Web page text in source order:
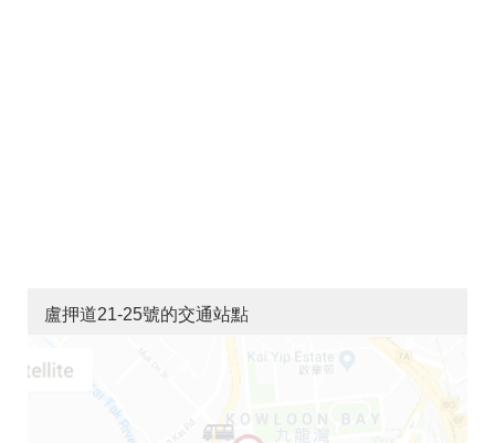
盧押道21-25號的交通站點